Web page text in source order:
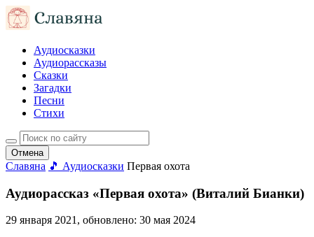
Аудиосказки
Аудиорассказы
Сказки
Загадки
Песни
Стихи
Отмена
Славяна 🎵 Аудиосказки Первая охота
Аудиорассказ «Первая охота» (Виталий Бианки)
29 января 2021, обновлено: 30 мая 2024